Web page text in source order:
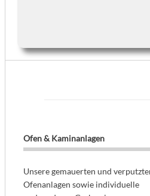
Ofen & Kaminanlagen
Unsere gemauerten und
Ofenanlagen sowie individuelle